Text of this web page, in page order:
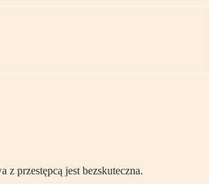
z przestępcą jest bezskuteczna.